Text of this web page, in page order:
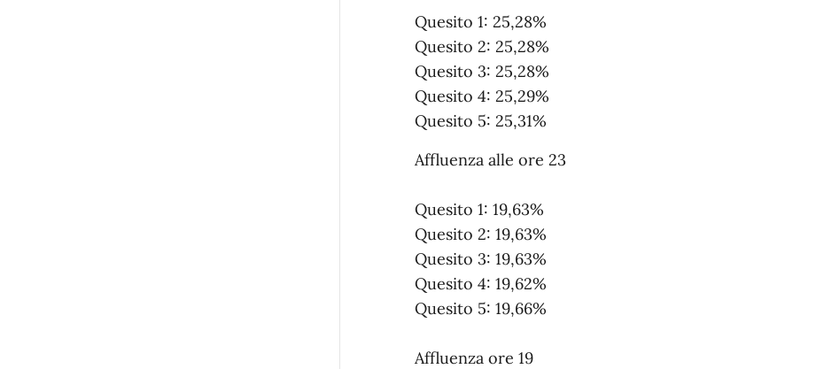
Quesito 1: 25,28%
Quesito 2: 25,28%
Quesito 3: 25,28%
Quesito 4: 25,29%
Quesito 5: 25,31%
Affluenza alle ore 23
Quesito 1: 19,63%
Quesito 2: 19,63%
Quesito 3: 19,63%
Quesito 4: 19,62%
Quesito 5: 19,66%
Affluenza ore 19